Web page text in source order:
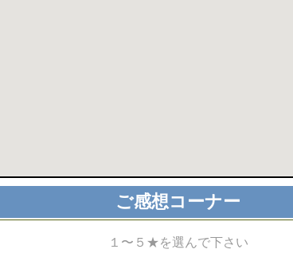
ご感想コーナー
１〜５★を選んで下さい